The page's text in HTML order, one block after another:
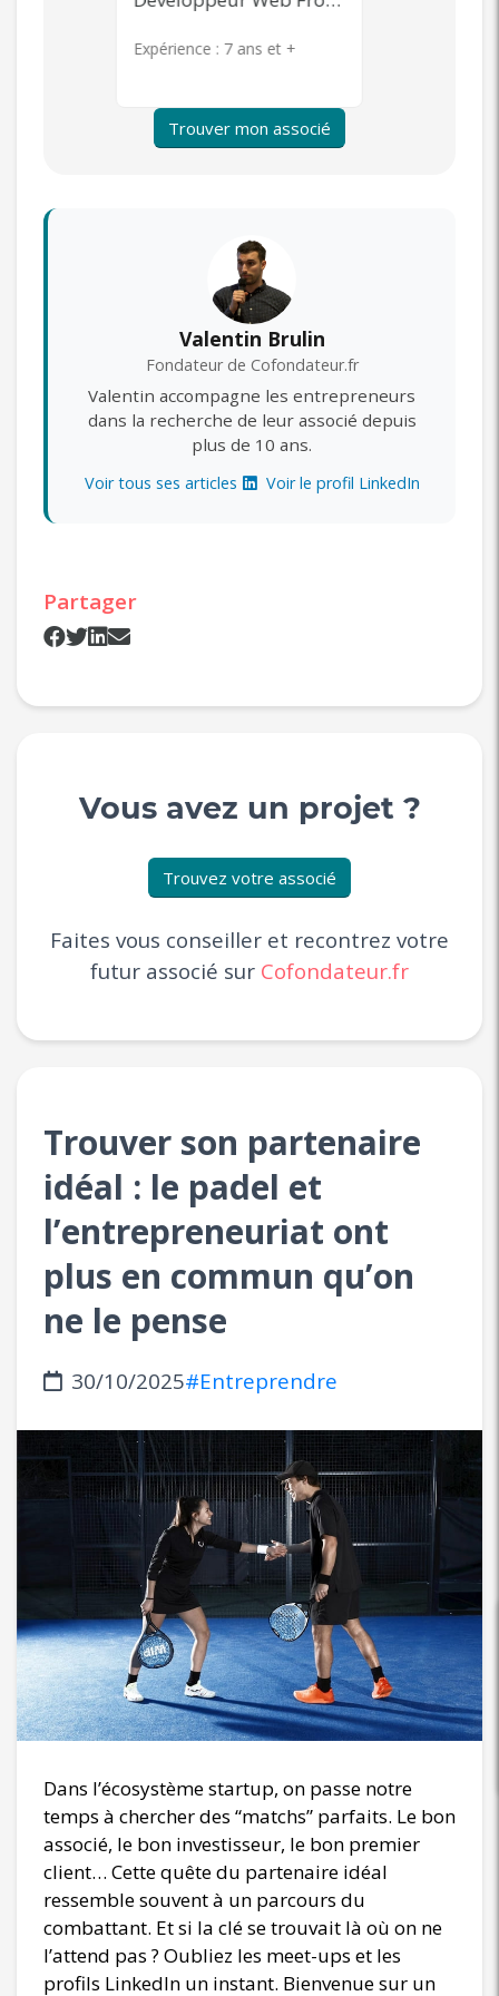
Expérience : 7 ans et +
Trouver mon associé
Valentin Brulin
Fondateur de Cofondateur.fr
Valentin accompagne les entrepreneurs
dans la recherche de leur associé depuis
plus de 10 ans.
Voir tous ses articles Voir le profil LinkedIn
Partager
Vous avez un projet ?
Trouvez votre associé
Faites vous conseiller et recontrez votre
futur associé sur Cofondateur.fr
Trouver son partenaire
idéal : le padel et
l’entrepreneuriat ont
plus en commun qu’on
ne le pense
30/10/2025#Entreprendre
Dans l’écosystème startup, on passe notre
temps à chercher des “matchs” parfaits. Le bon
associé, le bon investisseur, le bon premier
client… Cette quête du partenaire idéal
ressemble souvent à un parcours du
combattant. Et si la clé se trouvait là où on ne
l’attend pas ? Oubliez les meet-ups et les
profils LinkedIn un instant. Bienvenue sur un